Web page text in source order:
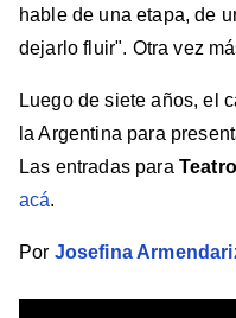
hable de una etapa, de
dejarlo fluir". Otra vez
Luego de siete años, el
la Argentina para
Las entradas para
acá.
Por Josefina